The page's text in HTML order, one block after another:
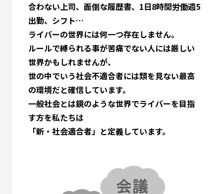
合わない上司、面倒な履歴書、1日8時間労働週5
出勤、シフト…
ライバーの世界には何一つ存在しません。
ルールで縛られる事が苦痛でない人には厳しい
世界かもしれませんが、
世の中でいう社会不適合者には類を見ない最高
の環境だと確信しています。
一般社会とは鏡のような世界でライバーを目指
す方を私たちは
「新・社会適合者」と定義しています。